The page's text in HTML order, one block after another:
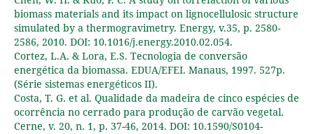
biomass materials and its impact on lignocellulosic structure
simulated by a thermogravimetry. Energy, v.35, p. 2580-
2586, 2010. DOI: 10.1016/j.energy.2010.02.054.
Cortez, L.A. & Lora, E.S. Tecnologia de conversão
energética da biomassa. EDUA/EFEI. Manaus, 1997. 527p.
(Série sistemas energéticos II).
Costa, T. G. et al. Qualidade da madeira de cinco espécies de
ocorrência no cerrado para produção de carvão vegetal.
Cerne, v. 20, n. 1, p. 37-46, 2014. DOI: 10.1590/S0104-